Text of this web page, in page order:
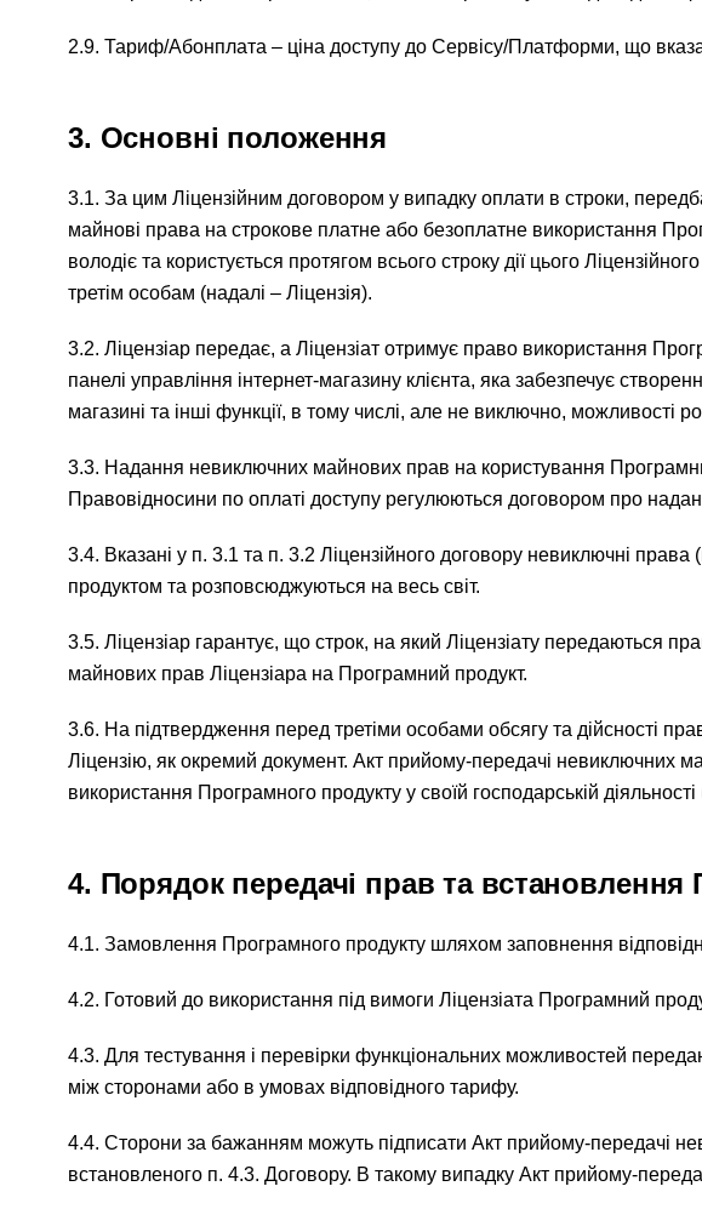
2.9. Тариф/Абонплата – ціна доступу до Сервісу/Платформи, що
3. Основні положення
3.1. За цим Ліцензійним договором у випадку оплати в строки,
майнові права на строкове платне або безоплатне використання
володіє та користується протягом всього строку дії цього
третім особам (надалі – Ліцензія).
3.2. Ліцензіар передає, а Ліцензіат отримує право використання
панелі управління інтернет-магазину клієнта, яка забезпечує
магазині та інші функції, в тому числі, але не виключно, можливості
3.3. Надання невиключних майнових прав на користування
Правовідносини по оплаті доступу регулюються договором про
3.4. Вказані у п. 3.1 та п. 3.2 Ліцензійного договору невиключні
продуктом та розповсюджуються на весь світ.
3.5. Ліцензіар гарантує, що строк, на який Ліцензіату передаються
майнових прав Ліцензіара на Програмний продукт.
3.6. На підтвердження перед третіми особами обсягу та дійсності
Ліцензію, як окремий документ. Акт прийому-передачі невиключних
використання Програмного продукту у своїй господарській діяльності
4. Порядок передачі прав та
4.1. Замовлення Програмного продукту шляхом заповнення
4.2. Готовий до використання під вимоги Ліцензіата Програмний
4.3. Для тестування і перевірки функціональних можливостей
між сторонами або в умовах відповідного тарифу.
4.4. Сторони за бажанням можуть підписати Акт прийому-передачі
встановленого п. 4.3. Договору. В такому випадку Акт прийому-